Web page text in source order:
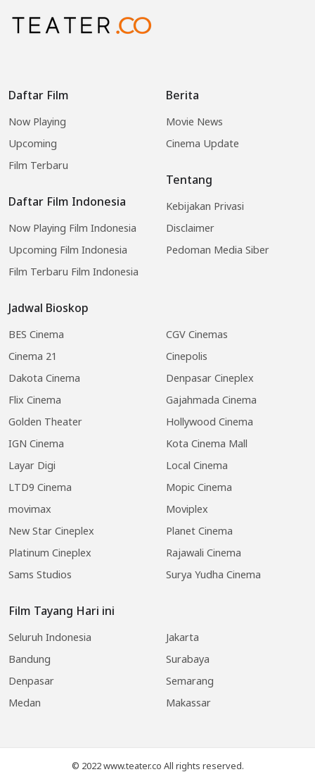
Daftar Film
Now Playing
Upcoming
Film Terbaru
Daftar Film Indonesia
Now Playing Film Indonesia
Upcoming Film Indonesia
Film Terbaru Film Indonesia
Jadwal Bioskop
BES Cinema
CGV Cinemas
Cinema 21
Cinepolis
Dakota Cinema
Denpasar Cineplex
Flix Cinema
Gajahmada Cinema
Golden Theater
Hollywood Cinema
IGN Cinema
Kota Cinema Mall
Layar Digi
Local Cinema
LTD9 Cinema
Mopic Cinema
movimax
Moviplex
New Star Cineplex
Planet Cinema
Platinum Cineplex
Rajawali Cinema
Sams Studios
Surya Yudha Cinema
Film Tayang Hari ini
Seluruh Indonesia
Jakarta
Bandung
Surabaya
Denpasar
Semarang
Medan
Makassar
Berita
Movie News
Cinema Update
Tentang
Kebijakan Privasi
Disclaimer
Pedoman Media Siber
© 2022 www.teater.co All rights reserved.